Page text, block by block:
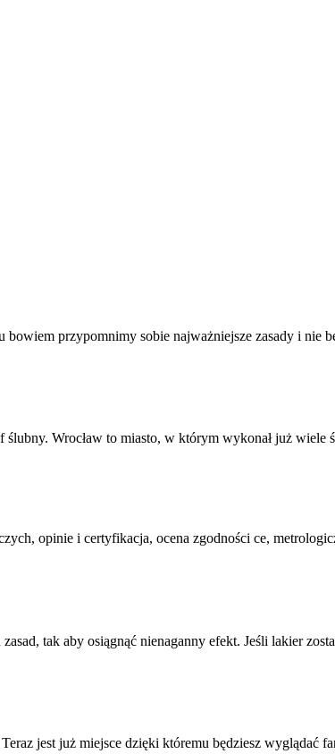
bowiem przypomnimy sobie najważniejsze zasady i
Wrocław to miasto, w którym wykonał już wiele
opinie i certyfikacja, ocena zgodności ce,
tak aby osiągnąć nienaganny efekt. Jeśli lakier
jest już miejsce dzięki któremu będziesz wyglądać